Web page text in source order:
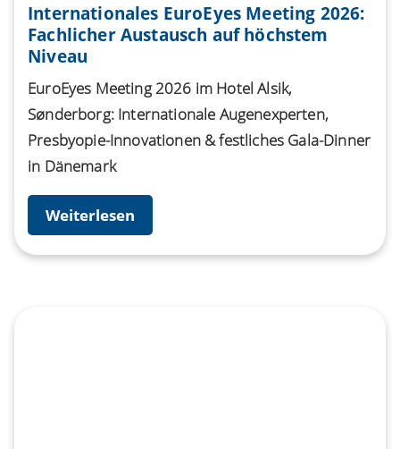
Internationales EuroEyes Meeting 2026:
Fachlicher Austausch auf höchstem
Niveau
EuroEyes Meeting 2026 im Hotel Alsik,
Sønderborg: Internationale Augenexperten,
Presbyopie-Innovationen & festliches Gala-Dinner
in Dänemark
Weiterlesen